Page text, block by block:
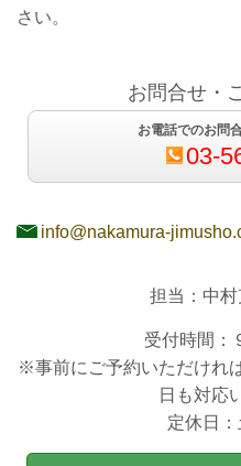
さい。
お問合せ・
お電話でのお問
03-
info@nakamura-
担当：中村
受付時間：
※事前にご予約いただけれ
日も対応
定休日：